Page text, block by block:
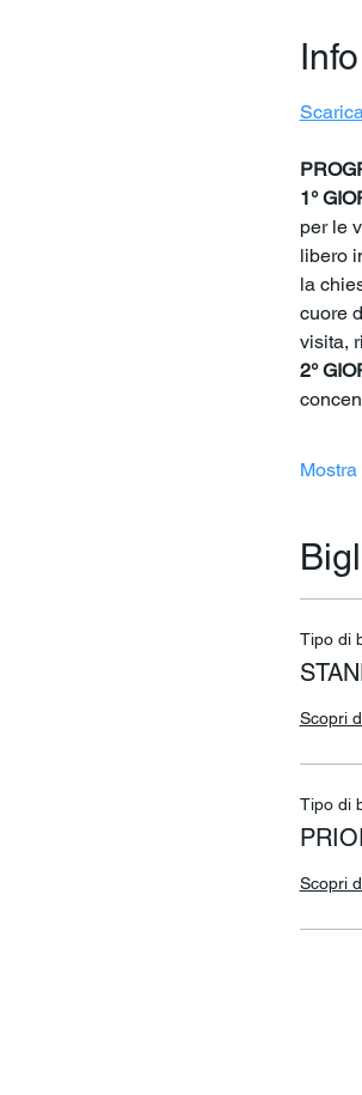
1°
per le
libero
la
cuore
visita,
2°
Tipo di
Scopri
Tipo di
Scopri